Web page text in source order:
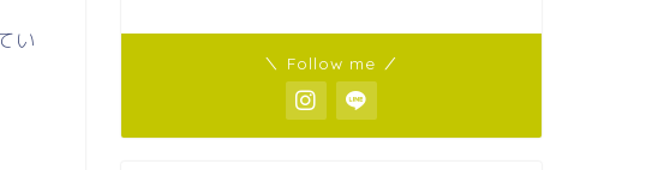
い
＼ Follow me ／